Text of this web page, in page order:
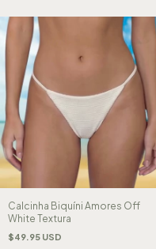
Calcinha Biquíni Amores Off
White Textura
$49.95 USD